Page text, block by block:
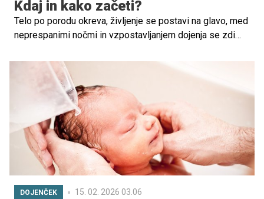
Kdaj in kako začeti?
Telo po porodu okreva, življenje se postavi na glavo, med
neprespanimi nočmi in vzpostavljanjem dojenja se zdi
aktivnost lahko že kmalu občutno izboljša splošno
počutje, držo, prekrvavitev, prebavo, spanje in
samozavest. In kar je zelo pomembno – brez
negativnega vpliva na dojenje, je na Strokovnem srečanju
o dojenju in laktaciji v organizaciji Unicefa Slovenija
poudarila fizioterapevtka iz Splošne bolnišnice Celje,
Tanja Marušič.
DOJENČEK 15. 02. 2026 03.06